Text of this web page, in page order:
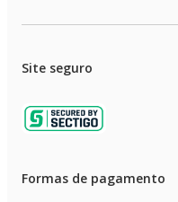
Site seguro
Formas de pagamento